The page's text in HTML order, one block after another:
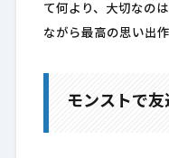
て何より、大切なの
ながら最高の思い出
モンストで友